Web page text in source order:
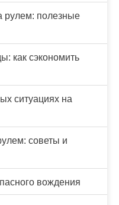
рулем: полезные
как сэкономить
ситуациях на
советы и
вождения